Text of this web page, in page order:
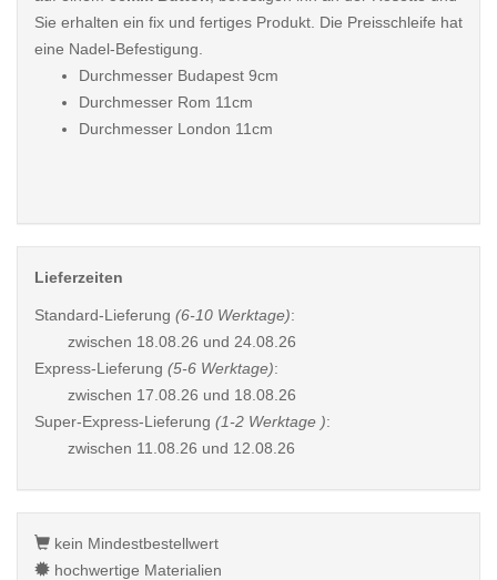
Sie erhalten ein fix und fertiges Produkt. Die Preisschleife hat
eine Nadel-Befestigung.
Durchmesser Budapest 9cm
Durchmesser Rom 11cm
Durchmesser London 11cm
Lieferzeiten
Standard-Lieferung (6-10 Werktage):
zwischen 18.08.26 und 24.08.26
Express-Lieferung (5-6 Werktage):
zwischen 17.08.26 und 18.08.26
Super-Express-Lieferung (1-2 Werktage ):
zwischen 11.08.26 und 12.08.26
kein Mindestbestellwert
hochwertige Materialien